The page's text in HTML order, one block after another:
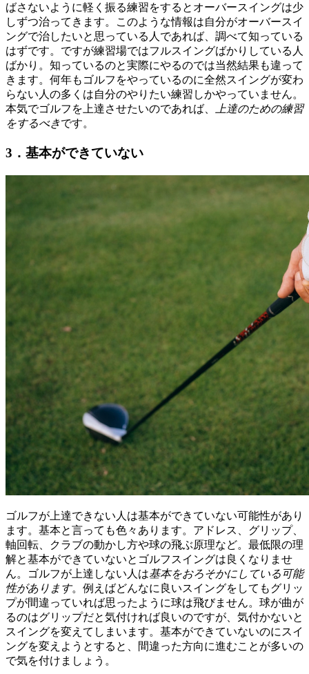
ばさないように軽く振る練習をするとオーバースイングは少
しずつ治ってきます。このような情報は自分がオーバースイ
ングで治したいと思っている人であれば、調べて知っている
はずです。ですが練習場ではフルスイングばかりしている人
ばかり。知っているのと実際にやるのでは当然結果も違って
きます。何年もゴルフをやっているのに全然スイングが変わ
らない人の多くは自分のやりたい練習しかやっていません。
本気でゴルフを上達させたいのであれば、
上達のための練習
をするべきです。
3．基本ができていない
ゴルフが上達できない人は基本ができていない可能性があり
ます。基本と言っても色々あります。アドレス、グリップ、
軸回転、クラブの動かし方や球の飛ぶ原理など。最低限の理
解と基本ができていないとゴルフスイングは良くなりませ
ん。ゴルフが上達しない人は基本をおろそかにしている可能
性があります。例えばどんなに良いスイングをしてもグリッ
プが間違っていれば思ったように球は飛びません。球が曲が
るのはグリップだと気付ければ良いのですが、気付かないと
スイングを変えてしまいます。基本ができていないのにスイ
ングを変えようとすると、間違った方向に進むことが多いの
で気を付けましょう。